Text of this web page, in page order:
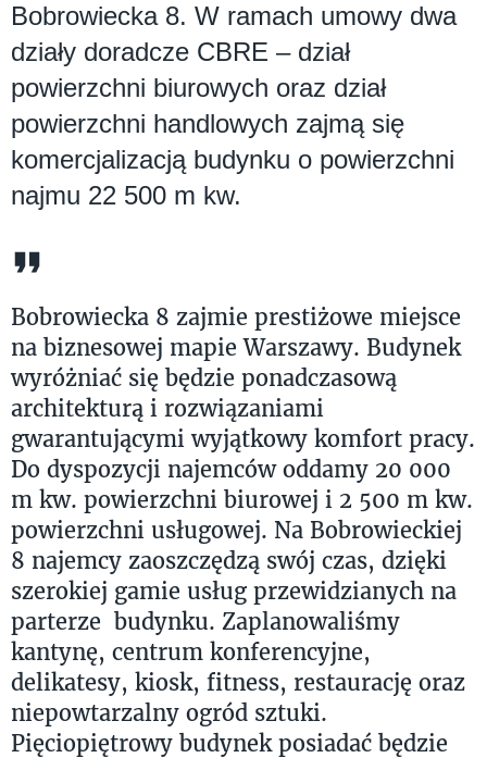
Bobrowiecka 8. W ramach umowy dwa
działy doradcze CBRE – dział
powierzchni biurowych oraz dział
powierzchni handlowych zajmą się
komercjalizacją budynku o powierzchni
najmu 22 500 m kw.
Bobrowiecka 8 zajmie prestiżowe miejsce
na biznesowej mapie Warszawy. Budynek
wyróżniać się będzie ponadczasową
architekturą i rozwiązaniami
gwarantującymi wyjątkowy komfort pracy.
Do dyspozycji najemców oddamy 20 000
m kw. powierzchni biurowej i 2 500 m kw.
powierzchni usługowej. Na Bobrowieckiej
8 najemcy zaoszczędzą swój czas, dzięki
szerokiej gamie usług przewidzianych na
parterze budynku. Zaplanowaliśmy
kantynę, centrum konferencyjne,
delikatesy, kiosk, fitness, restaurację oraz
niepowtarzalny ogród sztuki.
Pięciopiętrowy budynek posiadać będzie